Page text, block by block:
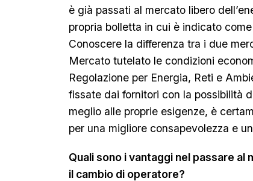
è già passati al mercato libero
propria bolletta in cui è indicato
Conoscere la differenza tra i due
Mercato tutelato le condizioni
Regolazione per Energia, Reti e
fissate dai fornitori con la possibilità
meglio alle proprie esigenze, è
per una migliore consapevolezza e
Quali sono i vantaggi nel passare
il cambio di operatore?